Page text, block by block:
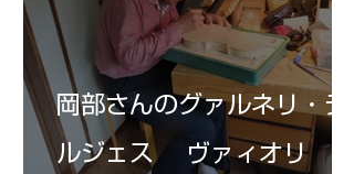
岡部さんのグァルネリ・デ
ルジェス ヴァィオリ